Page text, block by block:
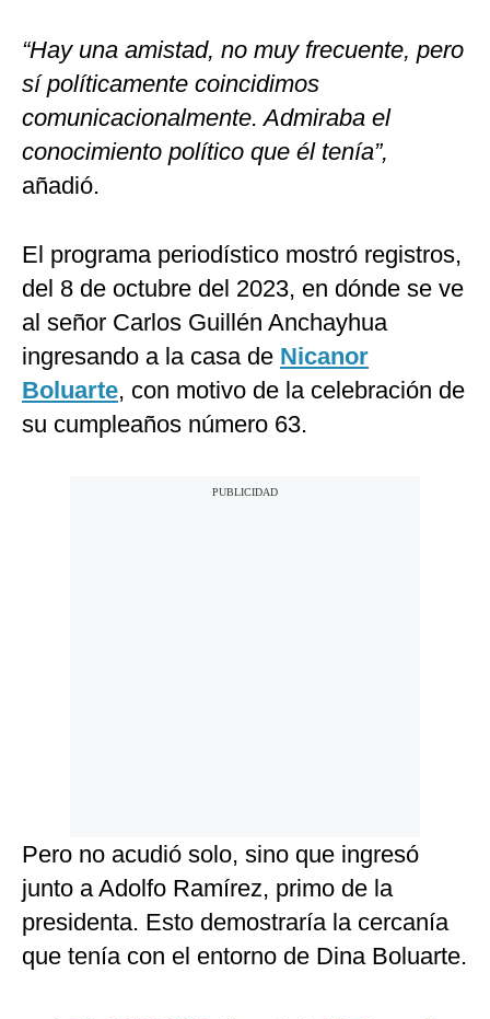
“Hay una amistad, no muy frecuente, pero
sí políticamente coincidimos
comunicacionalmente. Admiraba el
conocimiento político que él tenía”,
añadió.
El programa periodístico mostró registros,
del 8 de octubre del 2023, en dónde se ve
al señor Carlos Guillén Anchayhua
ingresando a la casa de Nicanor
Boluarte, con motivo de la celebración de
su cumpleaños número 63.
Pero no acudió solo, sino que ingresó
junto a Adolfo Ramírez, primo de la
presidenta. Esto demostraría la cercanía
que tenía con el entorno de Dina Boluarte.